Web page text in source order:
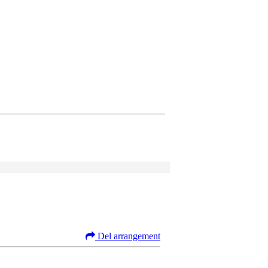
Del arrangement